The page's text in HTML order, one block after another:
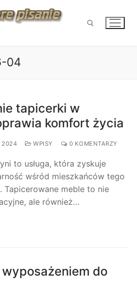
Szukaj:
04
tapicerki w
komfort życia
2024 WPISY 0 KOMENTARZY
to usługa, która zyskuje
wśród mieszkańców tego
Tapicerowane meble to nie
ale również…
do